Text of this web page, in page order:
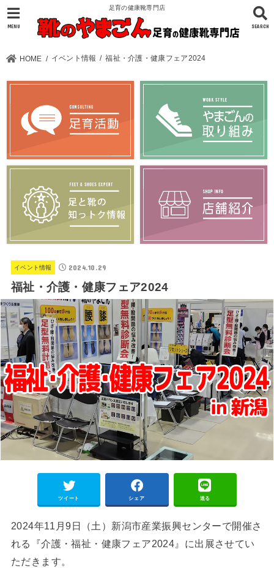
足育の健康靴専門店
SEARCH
MENU
HOME イベント情報 福祉・介護・健康フェア2024
イベント情報 2024.10.29
福祉・介護・健康フェア2024
ツイート シェア 送る
2024年11月9日（土）新潟市産業振興センターで開催さ
れる『介護・福祉・健康フェア2024』に出展させてい
ただきます。